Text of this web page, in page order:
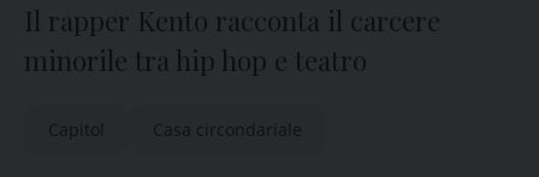
Il rapper Kento racconta il carcere
minorile tra hip hop e teatro
Capitol Casa circondariale